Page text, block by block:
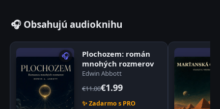
🎧 Obsahujú audioknihu
🎧
Plochozem: román
mnohých rozmerov
Edwin Abbott
€11.00€1.99
✨ Zadarmo s PRO